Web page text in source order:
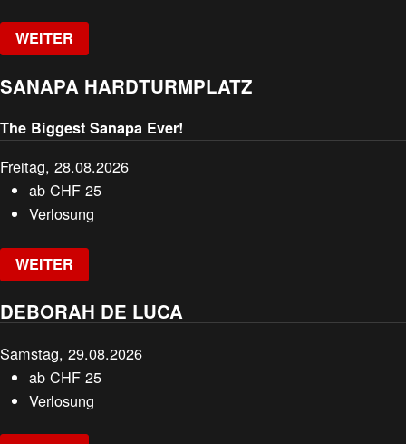
WEITER
SANAPA HARDTURMPLATZ
The Biggest Sanapa Ever!
Freitag, 28.08.2026
abCHF 25
Verlosung
WEITER
DEBORAH DE LUCA
Samstag, 29.08.2026
abCHF 25
Verlosung